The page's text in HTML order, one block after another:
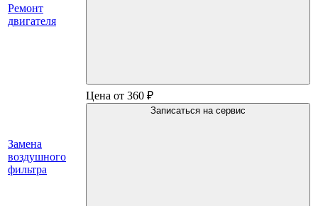
Ремонт
двигателя
Замена
воздушного
фильтра
Цена от 360 ₽
Записаться на сервис